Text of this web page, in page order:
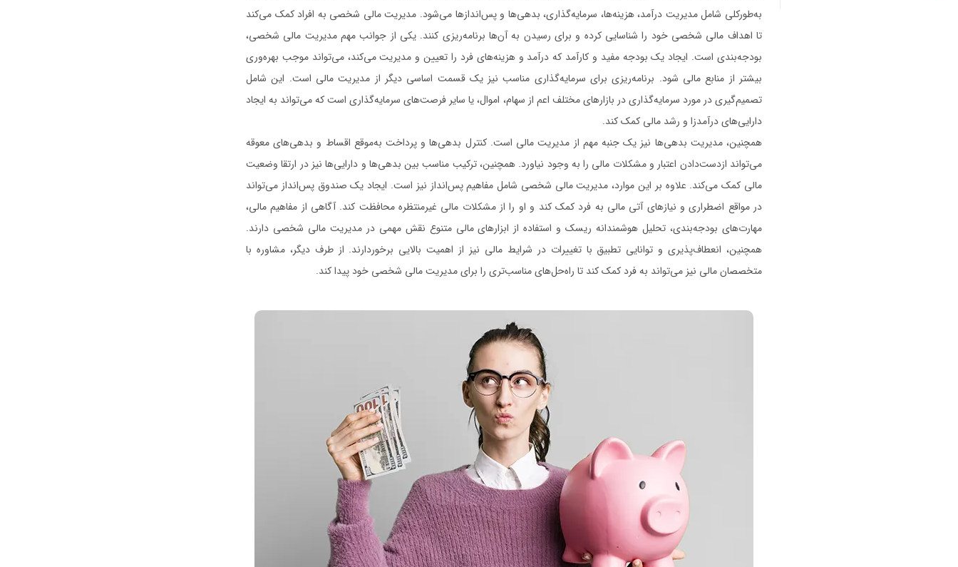
به‌طورکلی شامل مدیریت درآمد، هزینه‌ها، سرمایه‌گذاری، بدهی‌ها و پس‌اندازها می‌شود. مدیریت مالی شخصی به افراد کمک می‌کند
تا اهداف مالی شخصی خود را شناسایی کرده و برای رسیدن به آن‌ها برنامه‌ریزی کنند. یکی از جوانب مهم مدیریت مالی شخصی،
بودجه‌بندی است. ایجاد یک بودجه مفید و کارآمد که درآمد و هزینه‌های فرد را تعیین و مدیریت می‌کند، می‌تواند موجب بهره‌وری
بیشتر از منابع مالی شود. برنامه‌ریزی برای سرمایه‌گذاری مناسب نیز یک قسمت اساسی دیگر از مدیریت مالی است. این شامل
تصمیم‌گیری در مورد سرمایه‌گذاری در بازارهای مختلف اعم از سهام، اموال، یا سایر فرصت‌های سرمایه‌گذاری است که می‌تواند به ایجاد
دارایی‌های درآمدزا و رشد مالی کمک کند.
همچنین، مدیریت بدهی‌ها نیز یک جنبه مهم از مدیریت مالی است. کنترل بدهی‌ها و پرداخت به‌موقع اقساط و بدهی‌های معوقه
می‌تواند ازدست‌دادن اعتبار و مشکلات مالی را به وجود نیاورد. همچنین، ترکیب مناسب بین بدهی‌ها و دارایی‌ها نیز در ارتقا وضعیت
مالی کمک می‌کند. علاوه بر این موارد، مدیریت مالی شخصی شامل مفاهیم پس‌انداز نیز است. ایجاد یک صندوق پس‌انداز می‌تواند
در مواقع اضطراری و نیازهای آتی مالی به فرد کمک کند و او را از مشکلات مالی غیرمنتظره محافظت کند. آگاهی از مفاهیم مالی،
مهارت‌های بودجه‌بندی، تحلیل هوشمندانه ریسک و استفاده از ابزارهای مالی متنوع نقش مهمی در مدیریت مالی شخصی دارند.
همچنین، انعطاف‌پذیری و توانایی تطبیق با تغییرات در شرایط مالی نیز از اهمیت بالایی برخوردارند. از طرف دیگر، مشاوره با
متخصصان مالی نیز می‌تواند به فرد کمک کند تا راه‌حل‌های مناسب‌تری را برای مدیریت مالی شخصی خود پیدا کند.